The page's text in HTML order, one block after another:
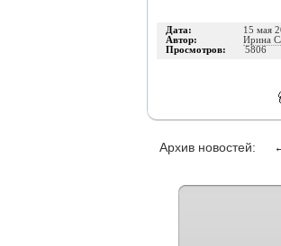
Дата: 15 мая
Автор: Ирина
Просмотров: 5806
Архив новостей: